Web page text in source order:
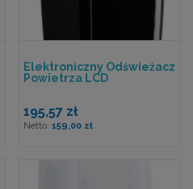
Elektroniczny Odświeżacz
Powietrza LCD
195,57 zł
159,00 zł